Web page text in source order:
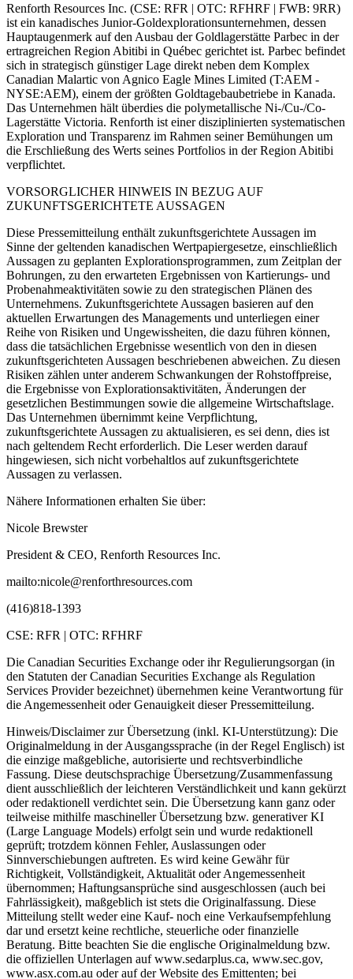
Renforth Resources Inc. (CSE: RFR | OTC: RFHRF | FWB: 9RR)
ist ein kanadisches Junior-Goldexplorationsunternehmen, dessen
Hauptaugenmerk auf den Ausbau der Goldlagerstätte Parbec in der
ertragreichen Region Abitibi in Québec gerichtet ist. Parbec befindet
sich in strategisch günstiger Lage direkt neben dem Komplex
Canadian Malartic von Agnico Eagle Mines Limited (T:AEM -
NYSE:AEM), einem der größten Goldtagebaubetriebe in Kanada.
Das Unternehmen hält überdies die polymetallische Ni-/Cu-/Co-
Lagerstätte Victoria. Renforth ist einer disziplinierten systematischen
Exploration und Transparenz im Rahmen seiner Bemühungen um
die Erschließung des Werts seines Portfolios in der Region Abitibi
verpflichtet.
VORSORGLICHER HINWEIS IN BEZUG AUF
ZUKUNFTSGERICHTETE AUSSAGEN
Diese Pressemitteilung enthält zukunftsgerichtete Aussagen im
Sinne der geltenden kanadischen Wertpapiergesetze, einschließlich
Aussagen zu geplanten Explorationsprogrammen, zum Zeitplan der
Bohrungen, zu den erwarteten Ergebnissen von Kartierungs- und
Probenahmeaktivitäten sowie zu den strategischen Plänen des
Unternehmens. Zukunftsgerichtete Aussagen basieren auf den
aktuellen Erwartungen des Managements und unterliegen einer
Reihe von Risiken und Ungewissheiten, die dazu führen können,
dass die tatsächlichen Ergebnisse wesentlich von den in diesen
zukunftsgerichteten Aussagen beschriebenen abweichen. Zu diesen
Risiken zählen unter anderem Schwankungen der Rohstoffpreise,
die Ergebnisse von Explorationsaktivitäten, Änderungen der
gesetzlichen Bestimmungen sowie die allgemeine Wirtschaftslage.
Das Unternehmen übernimmt keine Verpflichtung,
zukunftsgerichtete Aussagen zu aktualisieren, es sei denn, dies ist
nach geltendem Recht erforderlich. Die Leser werden darauf
hingewiesen, sich nicht vorbehaltlos auf zukunftsgerichtete
Aussagen zu verlassen.
Nähere Informationen erhalten Sie über:
Nicole Brewster
President & CEO, Renforth Resources Inc.
mailto:nicole@renforthresources.com
(416)818-1393
CSE: RFR | OTC: RFHRF
Die Canadian Securities Exchange oder ihr Regulierungsorgan (in
den Statuten der Canadian Securities Exchange als Regulation
Services Provider bezeichnet) übernehmen keine Verantwortung für
die Angemessenheit oder Genauigkeit dieser Pressemitteilung.
Hinweis/Disclaimer zur Übersetzung (inkl. KI-Unterstützung): Die
Originalmeldung in der Ausgangssprache (in der Regel Englisch) ist
die einzige maßgebliche, autorisierte und rechtsverbindliche
Fassung. Diese deutschsprachige Übersetzung/Zusammenfassung
dient ausschließlich der leichteren Verständlichkeit und kann gekürzt
oder redaktionell verdichtet sein. Die Übersetzung kann ganz oder
teilweise mithilfe maschineller Übersetzung bzw. generativer KI
(Large Language Models) erfolgt sein und wurde redaktionell
geprüft; trotzdem können Fehler, Auslassungen oder
Sinnverschiebungen auftreten. Es wird keine Gewähr für
Richtigkeit, Vollständigkeit, Aktualität oder Angemessenheit
übernommen; Haftungsansprüche sind ausgeschlossen (auch bei
Fahrlässigkeit), maßgeblich ist stets die Originalfassung. Diese
Mitteilung stellt weder eine Kauf- noch eine Verkaufsempfehlung
dar und ersetzt keine rechtliche, steuerliche oder finanzielle
Beratung. Bitte beachten Sie die englische Originalmeldung bzw.
die offiziellen Unterlagen auf www.sedarplus.ca, www.sec.gov,
www.asx.com.au oder auf der Website des Emittenten; bei